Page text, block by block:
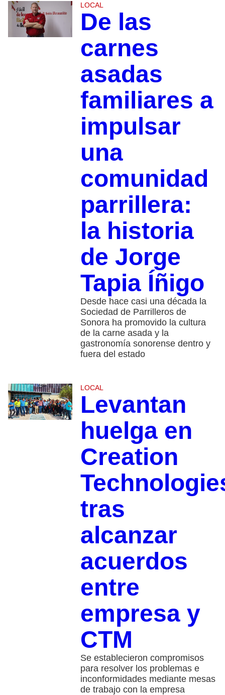
LOCAL
De las
carnes
asadas
familiares a
impulsar
una
comunidad
parrillera:
la historia
de Jorge
Tapia Íñigo
Desde hace casi una década la
Sociedad de Parrilleros de
Sonora ha promovido la cultura
de la carne asada y la
gastronomía sonorense dentro y
fuera del estado
LOCAL
Levantan
huelga en
Creation
tras
alcanzar
acuerdos
entre
empresa y
CTM
Se establecieron compromisos
para resolver los problemas e
inconformidades mediante mesas
de trabajo con la empresa